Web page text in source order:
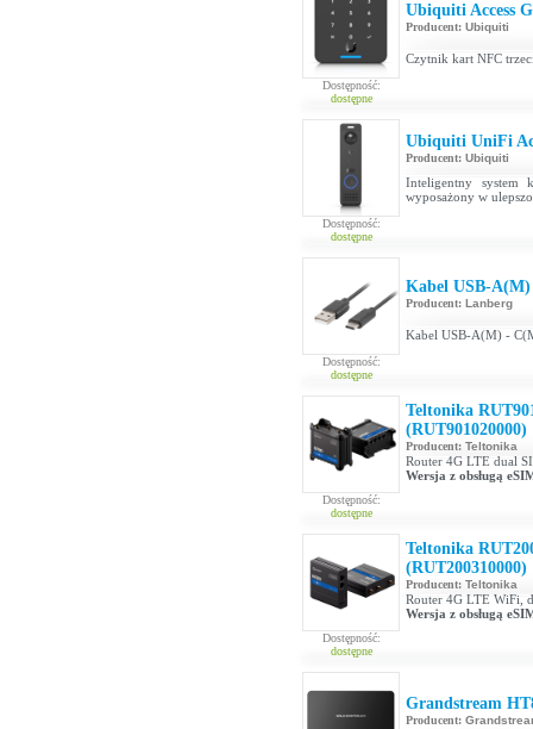
Dostępność:
dostępne
Ubiquiti Access
Producent: Ubiquiti
Czytnik kart NFC
Dostępność:
dostępne
Ubiquiti UniFi
Producent: Ubiquiti
Inteligentny system
wyposażony w
Dostępność:
dostępne
Kabel USB-
Producent: Lanberg
Kabel USB-A(M) -
Dostępność:
dostępne
Teltonika
(RUT901020000)
Producent: Teltonika
Router 4G LTE dual
Wersja z obsługą
Dostępność:
dostępne
Teltonika
(RUT200310000)
Producent: Teltonika
Router 4G LTE WiFi,
Wersja z obsługą
Grandstream
Producent: